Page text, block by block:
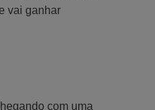
vai ganhar
com uma